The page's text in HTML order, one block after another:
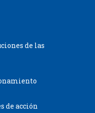
de las
de acción